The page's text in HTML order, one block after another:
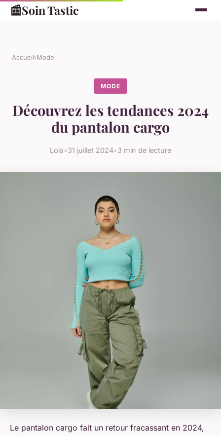
📰Soin Tastic
Accueil›Mode
MODE
Découvrez les tendances 2024
du pantalon cargo
Lola•31 juillet 2024•3 min de lecture
Le pantalon cargo fait un retour fracassant en 2024,